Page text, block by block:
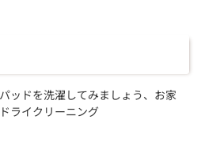
ッドを洗濯してみましょう、お家
ライクリーニング